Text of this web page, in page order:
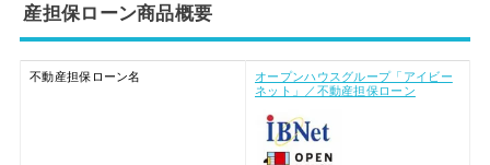
産担保ローン商品概要
不動産担保ローン名
オープンハウスグループ「アイビー
ネット」／不動産担保ローン